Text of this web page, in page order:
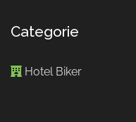
Categorie
Hotel Biker